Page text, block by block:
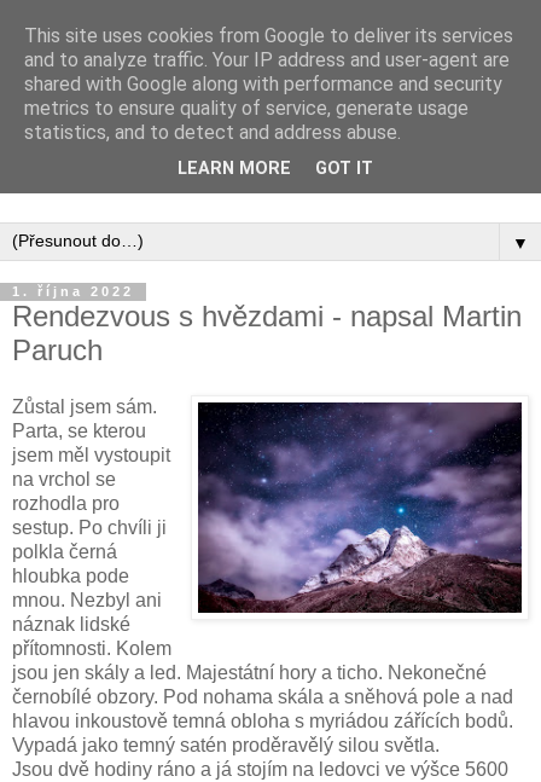
Inspirujte se tím, co píší posluchači kurzů a co se na nich
▼
1. října 2022
Rendezvous s hvězdami - napsal Martin
Paruch
Zůstal jsem sám.
Parta, se kterou
jsem měl vystoupit
na vrchol se
rozhodla pro
sestup. Po chvíli ji
polkla černá
hloubka pode
mnou. Nezbyl ani
náznak lidské
přítomnosti. Kolem
jsou jen skály a led. Majestátní hory a ticho. Nekonečné
černobílé obzory. Pod nohama skála a sněhová pole a nad
hlavou inkoustově temná obloha s myriádou zářících bodů.
Vypadá jako temný satén proděravělý silou světla.
Jsou dvě hodiny ráno a já stojím na ledovci ve výšce 5600
This site uses cookies from Google to deliver its services
and to analyze traffic. Your IP address and user-agent are
shared with Google along with performance and security
metrics to ensure quality of service, generate usage
statistics, and to detect and address abuse.
LEARN MORE GOT IT